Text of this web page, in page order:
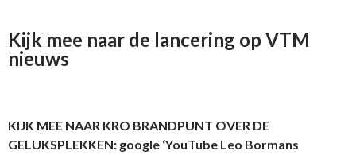
Kijk mee naar de lancering op VTM
nieuws
KIJK MEE NAAR KRO BRANDPUNT OVER DE
GELUKSPLEKKEN: google ‘YouTube Leo Bormans